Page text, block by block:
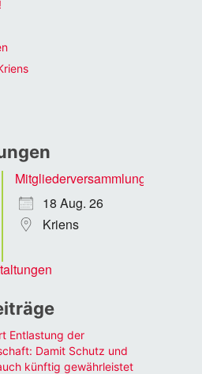
Mitgliederversammlung
18 Aug. 26
Kriens
Entlastung der
Damit Schutz und
künftig gewährleistet